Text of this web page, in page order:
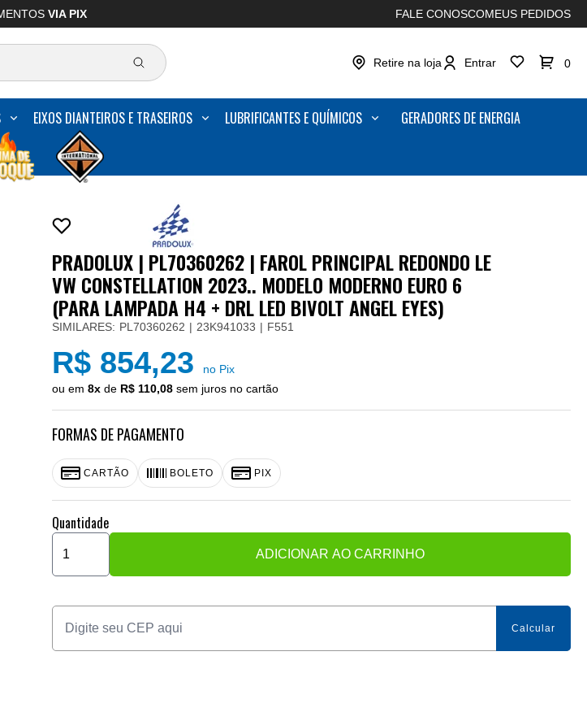
VIA PIX FALE CONOSCOMEUS PEDIDOS
Retire na loja Entrar 0
EIXOS DIANTEIROS E TRASEIROS LUBRIFICANTES E QUÍMICOS GERADORES DE ENERGIA
PRADOLUX | PL70360262 | FAROL PRINCIPAL REDONDO LE
VW CONSTELLATION 2023.. MODELO MODERNO EURO 6
(PARA LAMPADA H4 + DRL LED BIVOLT ANGEL EYES)
SIMILARES: PL70360262 23K941033 F551
R$ 854,23
no Pix
ou em8x de R$ 110,08 sem juros no cartão
FORMAS DE PAGAMENTO
CARTÃO BOLETO PIX
Quantidade
ADICIONAR AO CARRINHO